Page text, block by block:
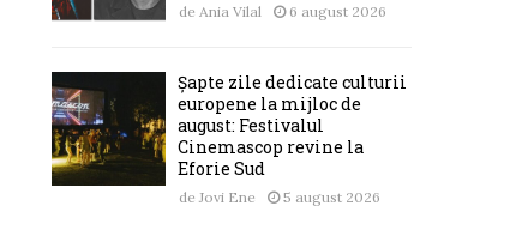
de Ania Vilal 6 august 2026
Șapte zile dedicate culturii
europene la mijloc de
august: Festivalul
Cinemascop revine la
Eforie Sud
de Jovi Ene 5 august 2026